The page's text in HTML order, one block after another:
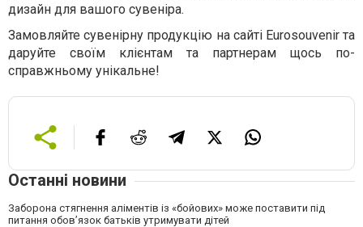
дизайн для вашого сувеніра.
Замовляйте сувенірну продукцію на сайті Eurosouvenir та
даруйте своїм клієнтам та партнерам щось по-
справжньому унікальне!
Останні новини
Заборона стягнення аліментів із «бойових» може поставити під
питання обов’язок батьків утримувати дітей